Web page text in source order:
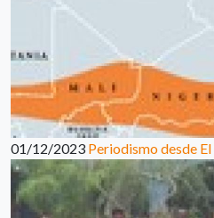
01/12/2023 Periodismo desde El